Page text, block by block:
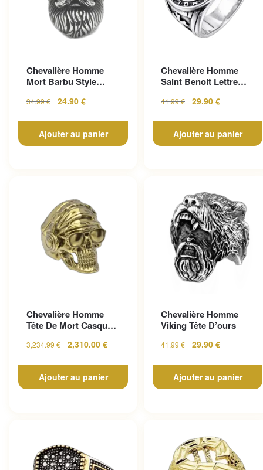
Chevalière Homme
Mort Barbu Style
Inoxy...
34.99€ 24.90 €
Ajouter au panier
Chevalière Homme
Saint Benoit Lettre
41.99€ 29.90 €
Ajouter au panier
Chevalière Homme
Tête De Mort Casque
3,234.99€ 2,310.00 €
Ajouter au panier
Chevalière Homme
Viking Tête D’ours
41.99€ 29.90 €
Ajouter au panier